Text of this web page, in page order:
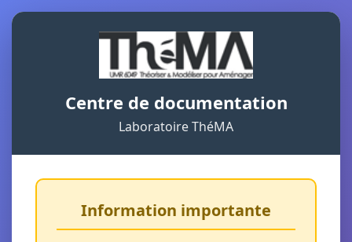
Centre de documentation
Laboratoire ThéMA
Information importante